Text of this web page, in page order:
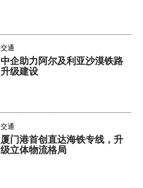
交通
中企助力阿尔及利亚沙漠铁路
升级建设
交通
厦门港首创直达海铁专线，升
级立体物流格局